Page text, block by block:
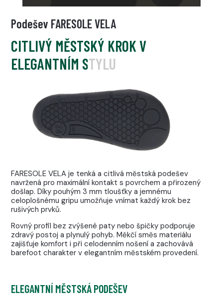
Podešev FARESOLE VELA
CITLIVÝ MĚSTSKÝ KROK V
ELEGANTNÍM STYLU
FARESOLE VELA je tenká a citlivá městská podešev
navržená pro maximální kontakt s povrchem a přirozený
došlap. Díky pouhým 3 mm tloušťky a jemnému
celoplošnému gripu umožňuje vnímat každý krok bez
rušivých prvků.
Rovný profil bez zvýšené paty nebo špičky podporuje
zdravý postoj a plynulý pohyb. Měkčí směs materiálu
zajišťuje komfort i při celodenním nošení a zachovává
barefoot charakter v elegantním městském provedení.
ELEGANTNÍ MĚSTSKÁ PODEŠEV